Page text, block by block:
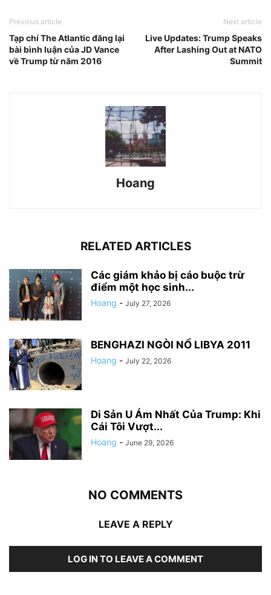
Previous article
Tạp chí The Atlantic đăng lại
bài bình luận của JD Vance
về Trump từ năm 2016
Next article
Live Updates: Trump Speaks
After Lashing Out at NATO
Summit
Hoang
RELATED ARTICLES
Các giám khảo bị cáo buộc trừ
điểm một học sinh...
Hoang - July 27, 2026
BENGHAZI NGÒI NỔ LIBYA 2011
Hoang - July 22, 2026
Di Sản U Ám Nhất Của Trump: Khi
Cái Tôi Vượt...
Hoang - June 29, 2026
NO COMMENTS
LEAVE A REPLY
LOG IN TO LEAVE A COMMENT